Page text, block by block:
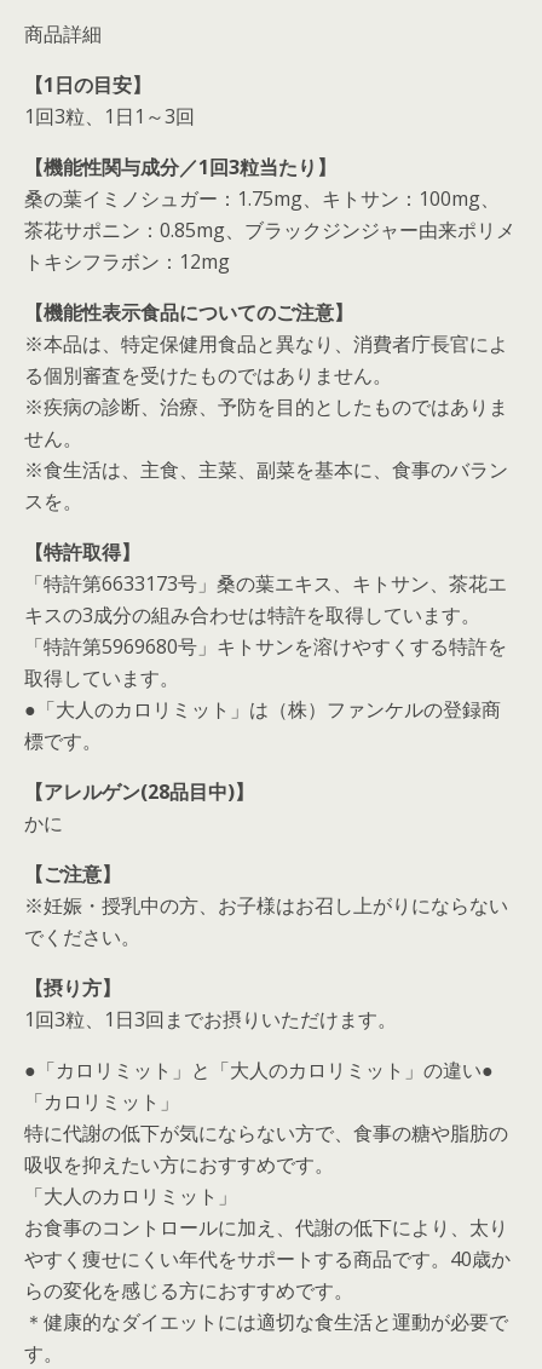
商品詳細
【1日の目安】
1回3粒、1日1～3回
【機能性関与成分／1回3粒当たり】
桑の葉イミノシュガー：1.75mg、キトサン：100mg、
茶花サポニン：0.85mg、ブラックジンジャー由来ポリメ
トキシフラボン：12mg
【機能性表示食品についてのご注意】
※本品は、特定保健用食品と異なり、消費者庁長官によ
る個別審査を受けたものではありません。
※疾病の診断、治療、予防を目的としたものではありま
せん。
※食生活は、主食、主菜、副菜を基本に、食事のバラン
スを。
【特許取得】
「特許第6633173号」桑の葉エキス、キトサン、茶花エ
キスの3成分の組み合わせは特許を取得しています。
「特許第5969680号」キトサンを溶けやすくする特許を
取得しています。
●「大人のカロリミット」は（株）ファンケルの登録商
標です。
【アレルゲン(28品目中)】
かに
【ご注意】
※妊娠・授乳中の方、お子様はお召し上がりにならない
でください。
【摂り方】
1回3粒、1日3回までお摂りいただけます。
●「カロリミット」と「大人のカロリミット」の違い●
「カロリミット」
特に代謝の低下が気にならない方で、食事の糖や脂肪の
吸収を抑えたい方におすすめです。
「大人のカロリミット」
お食事のコントロールに加え、代謝の低下により、太り
やすく痩せにくい年代をサポートする商品です。40歳か
らの変化を感じる方におすすめです。
＊健康的なダイエットには適切な食生活と運動が必要で
す。